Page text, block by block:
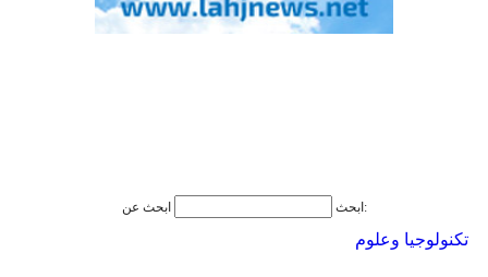
ابحث ابحث عن:
تكنولوجيا وعلوم